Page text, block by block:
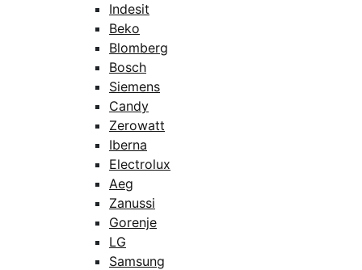
Indesit
Beko
Blomberg
Bosch
Siemens
Candy
Zerowatt
Iberna
Electrolux
Aeg
Zanussi
Gorenje
LG
Samsung